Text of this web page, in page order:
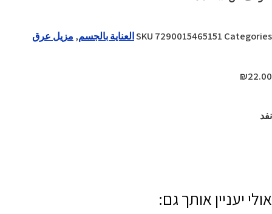
SKU 7290015465151 Categories العناية بالجسم, مزيل عرق
₪22.00
نفد
אולי יעניין אותך גם: